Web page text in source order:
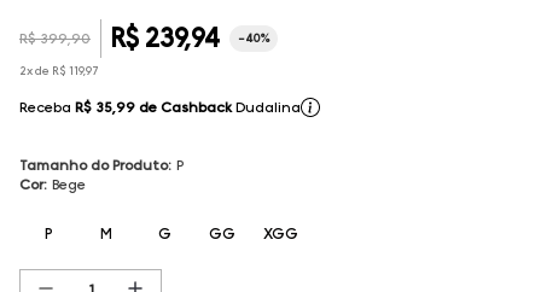
R$ 399,90 R$ 239,94 -40%
2x de R$ 119,97
Receba R$ 35,99 de Cashback Dudalina
Tamanho do Produto: P
Cor: Bege
P M G GG XGG